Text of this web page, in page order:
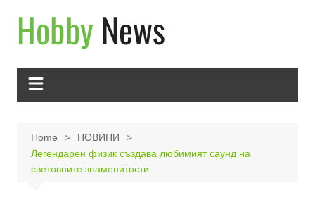
content
Home
НОВИНИ
Легендарен физик създава любимият саунд на
световните знаменитости